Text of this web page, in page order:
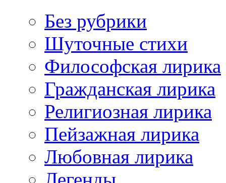
Без рубрики
Шуточные стихи
Философская лирика
Гражданская лирика
Религиозная лирика
Пейзажная лирика
Любовная лирика